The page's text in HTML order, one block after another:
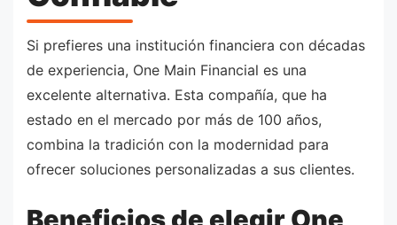
Si prefieres una institución financiera con décadas
de experiencia, One Main Financial es una
excelente alternativa. Esta compañía, que ha
estado en el mercado por más de 100 años,
combina la tradición con la modernidad para
ofrecer soluciones personalizadas a sus clientes.